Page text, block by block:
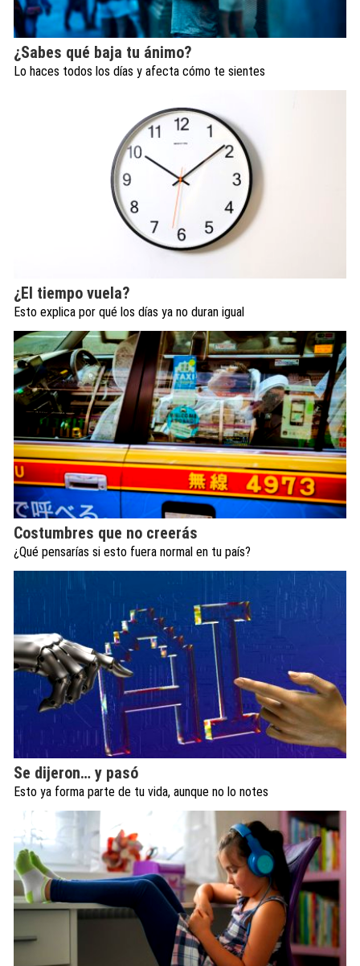
¿Sabes qué baja tu ánimo?
Lo haces todos los días y afecta cómo te sientes
¿El tiempo vuela?
Esto explica por qué los días ya no duran igual
Costumbres que no creerás
¿Qué pensarías si esto fuera normal en tu país?
Se dijeron… y pasó
Esto ya forma parte de tu vida, aunque no lo notes